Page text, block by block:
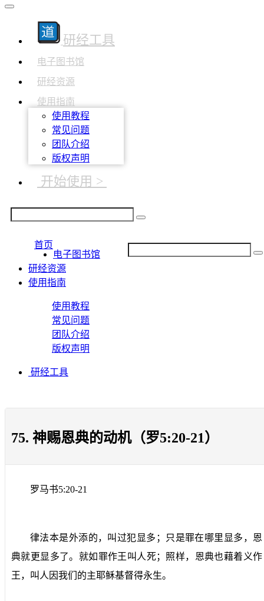
研经工具
电子图书馆
研经资源
使用指南
使用教程
常见问题
团队介绍
版权声明
开始使用 >
首页
电子图书馆
研经资源
使用指南
使用教程
常见问题
团队介绍
版权声明
研经工具
75. 神赐恩典的动机（罗5:20-21）
罗马书5:20-21
律法本是外添的，叫过犯显多；只是罪在哪里显多，恩
典就更显多了。就如罪作王叫人死；照样，恩典也藉着义作
王，叫人因我们的主耶稣基督得永生。